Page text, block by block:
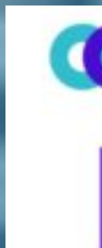
содержимому